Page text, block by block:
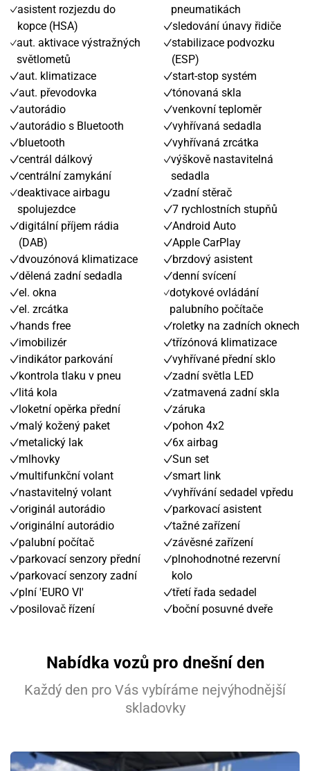
asistent rozjezdu do
kopce (HSA)
aut. aktivace výstražných
světlometů
aut. klimatizace
aut. převodovka
autorádio
autorádio s Bluetooth
bluetooth
centrál dálkový
centrální zamykání
deaktivace airbagu
spolujezdce
digitální příjem rádia
(DAB)
dvouzónová klimatizace
dělená zadní sedadla
el. okna
el. zrcátka
hands free
imobilizér
indikátor parkování
kontrola tlaku v pneu
litá kola
loketní opěrka přední
malý kožený paket
metalický lak
mlhovky
multifunkční volant
nastavitelný volant
originál autorádio
originální autorádio
palubní počítač
parkovací senzory přední
parkovací senzory zadní
plní 'EURO VI'
posilovač řízení
pneumatikách
sledování únavy řidiče
stabilizace podvozku
(ESP)
start-stop systém
tónovaná skla
venkovní teploměr
vyhřívaná sedadla
vyhřívaná zrcátka
výškově nastavitelná
sedadla
zadní stěrač
7 rychlostních stupňů
Android Auto
Apple CarPlay
brzdový asistent
denní svícení
dotykové ovládání
palubního počítače
roletky na zadních oknech
třízónová klimatizace
vyhřívané přední sklo
zadní světla LED
zatmavená zadní skla
záruka
pohon 4x2
6x airbag
Sun set
smart link
vyhřívání sedadel vpředu
parkovací asistent
tažné zařízení
závěsné zařízení
plnohodnotné rezervní
kolo
třetí řada sedadel
boční posuvné dveře
Nabídka vozů pro dnešní den
Každý den pro Vás vybíráme nejvýhodnější
skladovky